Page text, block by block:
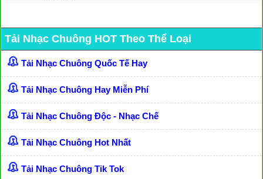
Tải Nhạc Chuông HOT Theo Thể Loại
Tải Nhạc Chuông Quốc Tế Hay
Tải Nhạc Chuông Hay Miễn Phí
Tải Nhạc Chuông Độc - Nhạc Chế
Tải Nhạc Chuông Hot Nhất
Tải Nhạc Chuông Tik Tok